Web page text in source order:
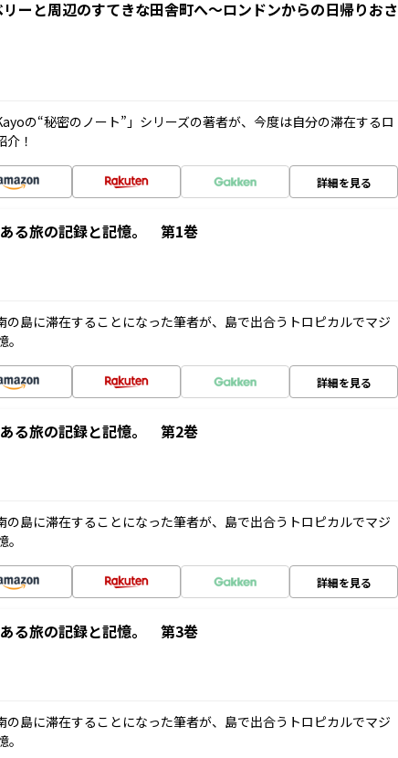
ーと周辺のすてきな田舎町へ～ロンドンからの日帰りおさ
の“秘密のノート”」シリーズの著者が、今度は自分の滞在するロ
！
詳細を見る
る旅の記録と記憶。 第1巻
の島に滞在することになった筆者が、島で出合うトロピカルでマジ
詳細を見る
る旅の記録と記憶。 第2巻
の島に滞在することになった筆者が、島で出合うトロピカルでマジ
詳細を見る
る旅の記録と記憶。 第3巻
の島に滞在することになった筆者が、島で出合うトロピカルでマジ